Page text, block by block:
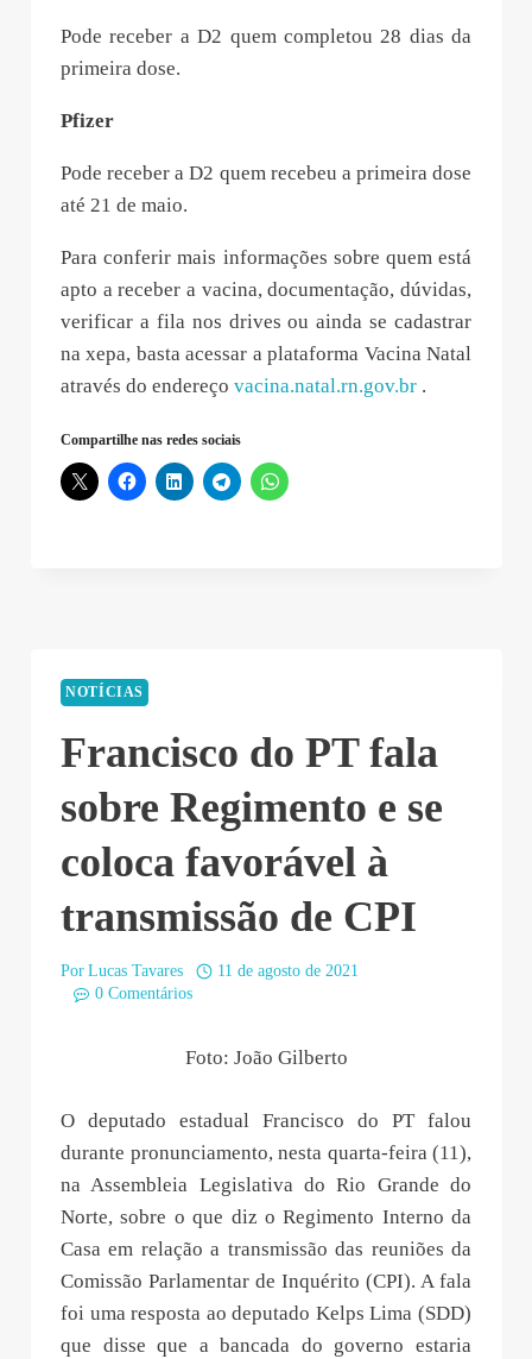
Pode receber a D2 quem completou 28 dias da
primeira dose.
Pfizer
Pode receber a D2 quem recebeu a primeira dose
até 21 de maio.
Para conferir mais informações sobre quem está
apto a receber a vacina, documentação, dúvidas,
verificar a fila nos drives ou ainda se cadastrar
na xepa, basta acessar a plataforma Vacina Natal
através do endereço vacina.natal.rn.gov.br .
Compartilhe nas redes sociais
NOTÍCIAS
Francisco do PT fala
sobre Regimento e se
coloca favorável à
transmissão de CPI
Por Lucas Tavares
11 de agosto de 2021
0 Comentários
Foto: João Gilberto
O deputado estadual Francisco do PT falou
durante pronunciamento, nesta quarta-feira (11),
na Assembleia Legislativa do Rio Grande do
Norte, sobre o que diz o Regimento Interno da
Casa em relação a transmissão das reuniões da
Comissão Parlamentar de Inquérito (CPI). A fala
foi uma resposta ao deputado Kelps Lima (SDD)
que disse que a bancada do governo estaria